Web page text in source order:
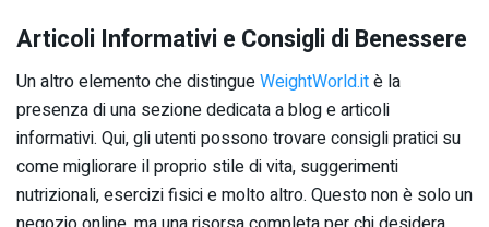
Articoli Informativi e Consigli di Benessere
Un altro elemento che distingueWeightWorld.itè la
presenza di una sezione dedicata a blog e articoli
informativi. Qui, gli utenti possono trovare consigli pratici su
come migliorare il proprio stile di vita, suggerimenti
nutrizionali, esercizi fisici e molto altro. Questo non è solo un